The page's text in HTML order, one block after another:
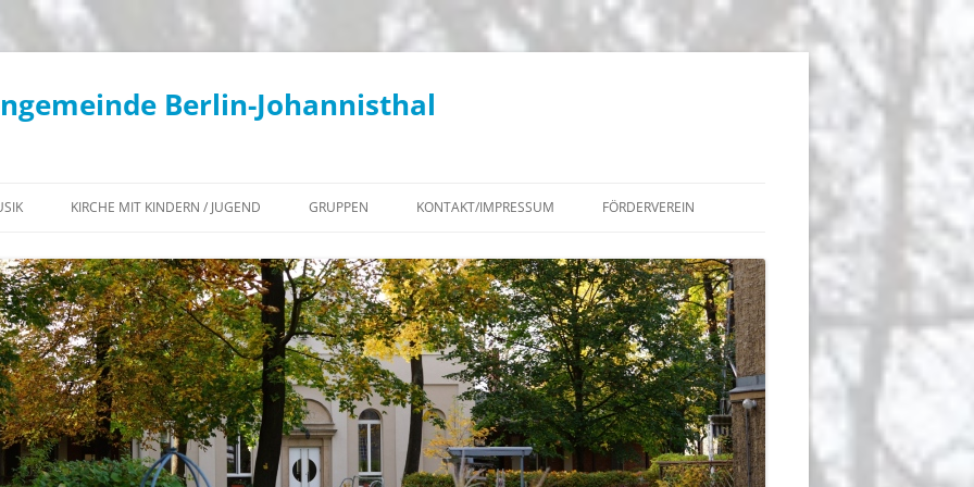
Berlin-Johannisthal
KIRCHE MIT KINDERN / JUGEND
KIKI – TERMINE
KONFIRMATION 2027
JUGEND – AKTUELLES
JG²
JUGEND – TERMINE
GRUPPEN
KLIMATEAM
BEGEGNUNGS-CAFÉ
KONTEMPLATIONSABENDE IN DER
KIRCHENGEMEINDE
JOHANNISTHAL
DIAKONISCHER ARBEITSKREIS
KONTAKT/IMPRESSUM FÖRDERVEREIN
TERMINE